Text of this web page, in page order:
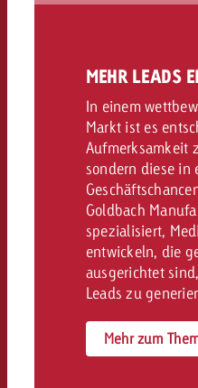
MEHR LEADS
In einem
Markt ist es
Aufmerksamkeit
sondern diese in
Goldbach
spezialisiert,
entwickeln, die
ausgerichtet
Leads zu
Mehr zum